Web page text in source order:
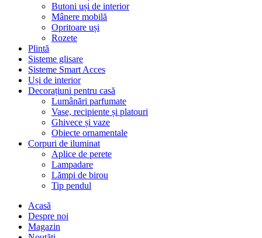
Butoni uși de interior
Mânere mobilă
Opritoare uși
Rozete
Plintă
Sisteme glisare
Sisteme Smart Acces
Uși de interior
Decorațiuni pentru casă
Lumânări parfumate
Vase, recipiente și platouri
Ghivece și vaze
Obiecte ornamentale
Corpuri de iluminat
Aplice de perete
Lampadare
Lămpi de birou
Tip pendul
Acasă
Despre noi
Magazin